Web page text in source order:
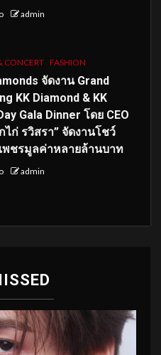
admin
CONCERT FASHION
จัดงาน Grand
KK Diamond & KK
Gala Dinner โดย CEO
ก่ รวิสรา” จัดงานโชว์
พชรมูลค่าหลายล้านบาท
admin